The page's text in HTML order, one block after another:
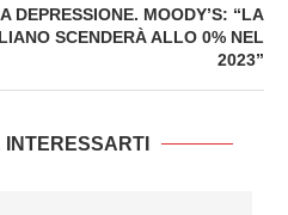
DEPRESSIONE. MOODY’S: “LA
SCENDERÀ ALLO 0% NEL
2023”